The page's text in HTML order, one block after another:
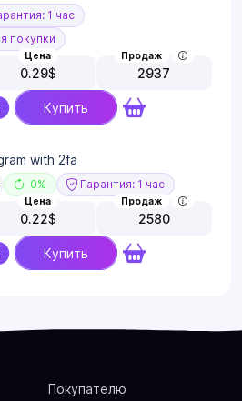
1 час
покупки
Цена
0.29$
Продаж
2937
Купить
with 2fa
0% Гарантия: 1 час
Цена
0.22$
Продаж
2580
Купить
Покупателю